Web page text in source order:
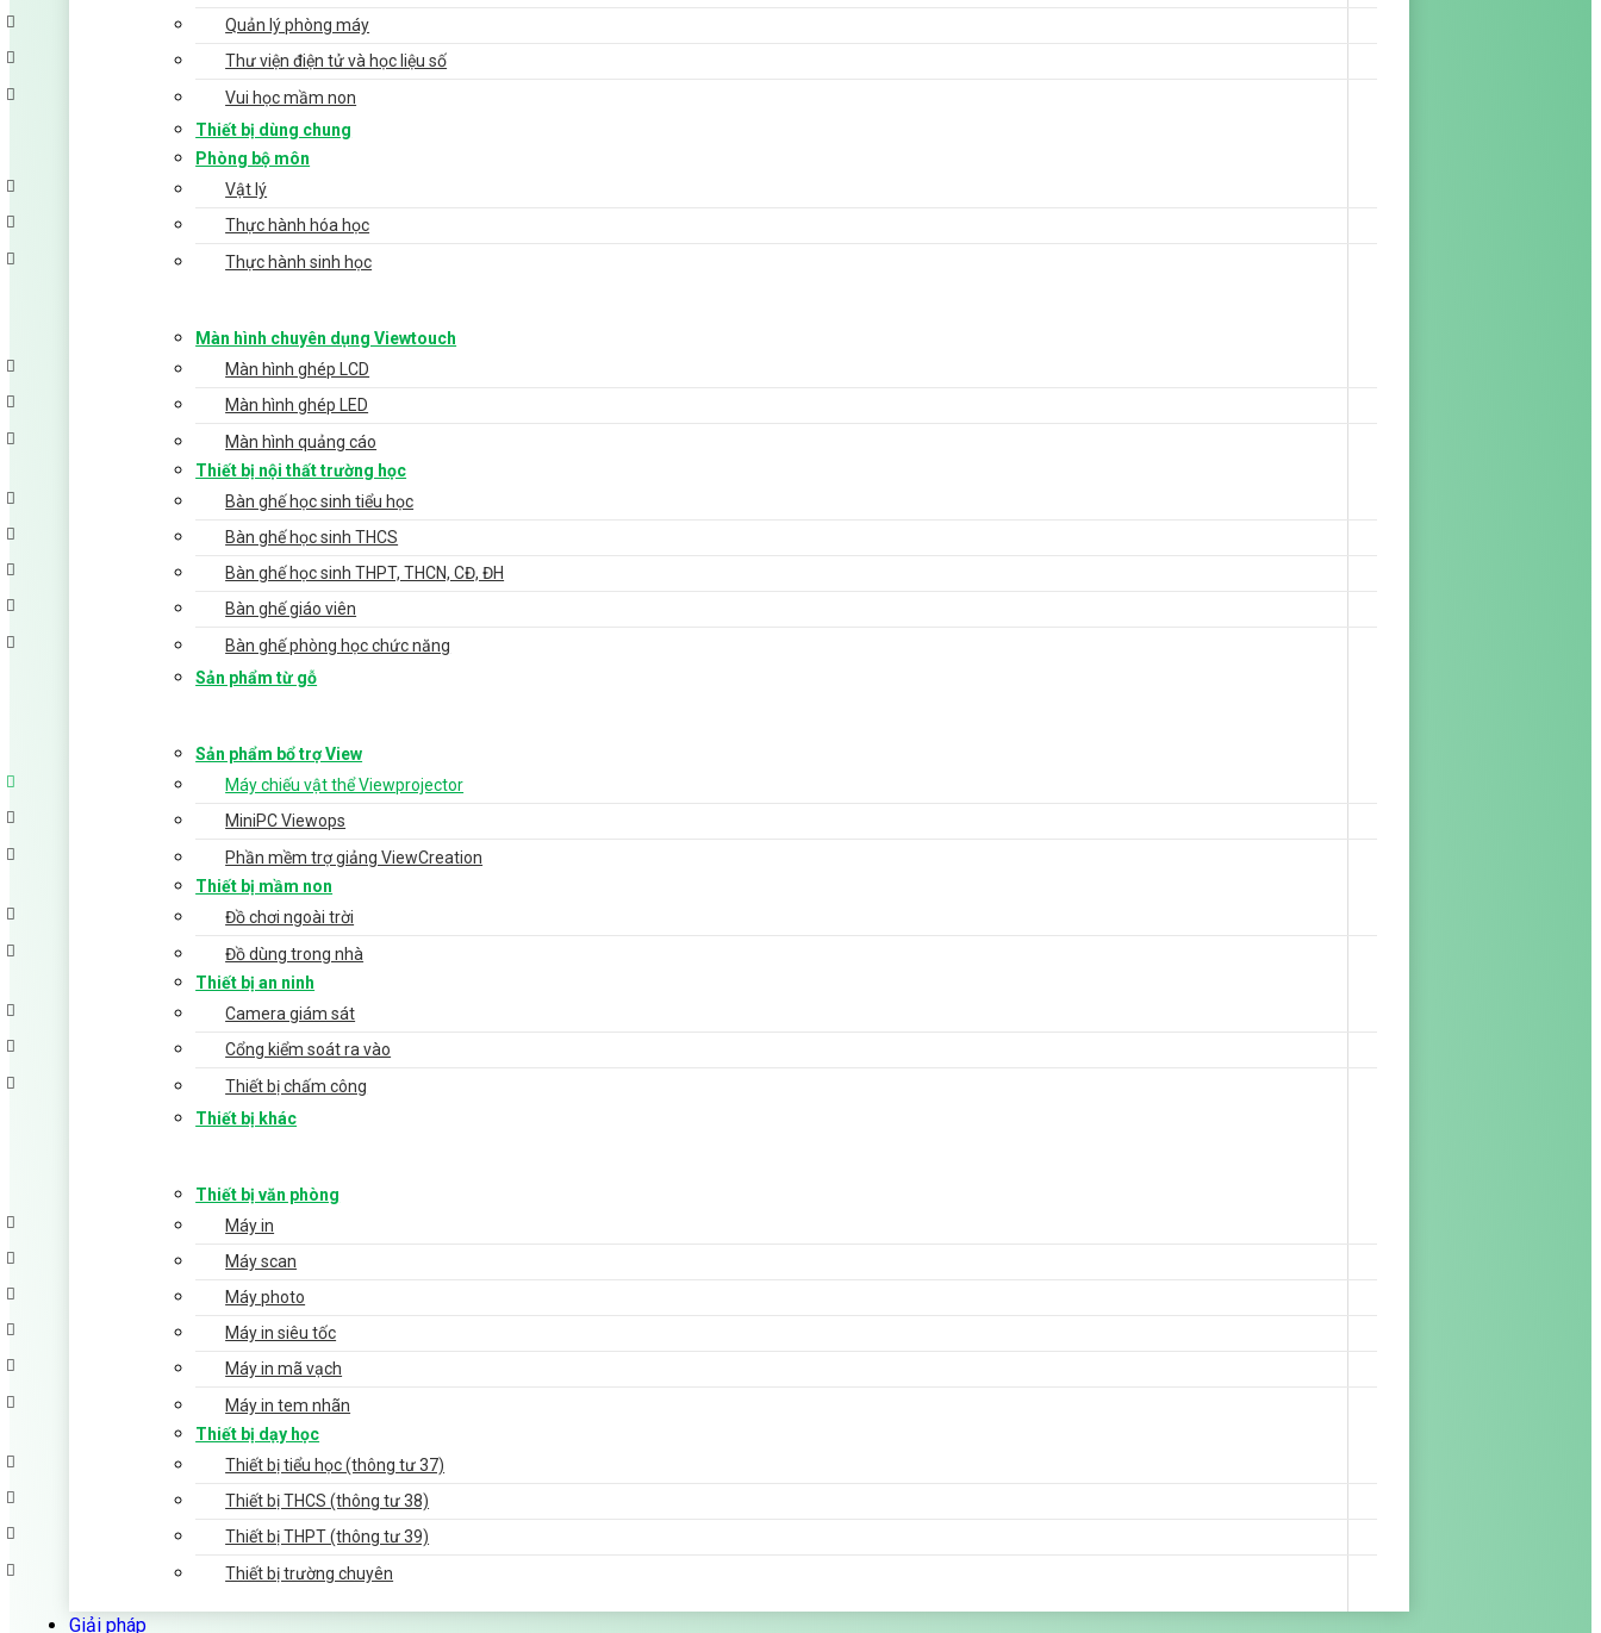
Quản lý phòng máy
Thư viện điện tử và học liệu số
Vui học mầm non
Thiết bị dùng chung
Phòng bộ môn
Vật lý
Thực hành hóa học
Thực hành sinh học
Màn hình chuyên dụng Viewtouch
Màn hình ghép LCD
Màn hình ghép LED
Màn hình quảng cáo
Thiết bị nội thất trường học
Bàn ghế học sinh tiểu học
Bàn ghế học sinh THCS
Bàn ghế học sinh THPT, THCN, CĐ, ĐH
Bàn ghế giáo viên
Bàn ghế phòng học chức năng
Sản phẩm từ gỗ
Sản phẩm bổ trợ View
Máy chiếu vật thể Viewprojector
MiniPC Viewops
Phần mềm trợ giảng ViewCreation
Thiết bị mầm non
Đồ chơi ngoài trời
Đồ dùng trong nhà
Thiết bị an ninh
Camera giám sát
Cổng kiểm soát ra vào
Thiết bị chấm công
Thiết bị khác
Thiết bị văn phòng
Máy in
Máy scan
Máy photo
Máy in siêu tốc
Máy in mã vạch
Máy in tem nhãn
Thiết bị dạy học
Thiết bị tiểu học (thông tư 37)
Thiết bị THCS (thông tư 38)
Thiết bị THPT (thông tư 39)
Thiết bị trường chuyên
Giải pháp